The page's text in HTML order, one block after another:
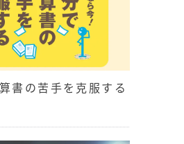
書の苦手を克服する